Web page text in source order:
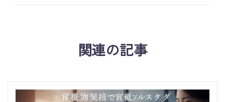
関連の記事